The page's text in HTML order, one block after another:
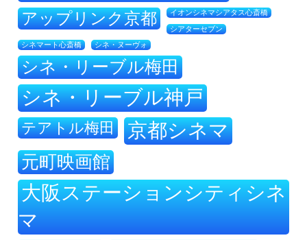
アップリンク京都 イオンシネマシアタス心斎橋
シアターセブン
シネマート心斎橋 シネ・ヌーヴォ
シネ・リーブル梅田
シネ・リーブル神戸
テアトル梅田 京都シネマ
元町映画館
大阪ステーションシティシネ
マ